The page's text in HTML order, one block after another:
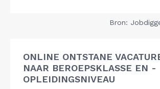
Bron:
ONLINE ONTSTANE
NAAR BEROEPSKLASSE EN -
OPLEIDINGSNIVEAU